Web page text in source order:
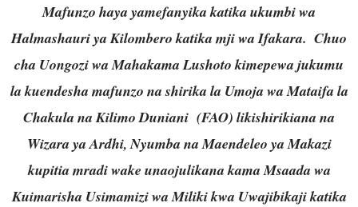
Mafunzo haya yamefanyika katika ukumbi wa
Halmashauri ya Kilombero katika mji wa Ifakara. Chuo
cha Uongozi wa Mahakama Lushoto kimepewa jukumu
la kuendesha mafunzo na shirika la Umoja wa Mataifa la
Chakula na Kilimo Duniani (FAO) likishirikiana na
Wizara ya Ardhi, Nyumba na Maendeleo ya Makazi
kupitia mradi wake unaojulikana kama Msaada wa
Kuimarisha Usimamizi wa Miliki kwa Uwajibikaji katika